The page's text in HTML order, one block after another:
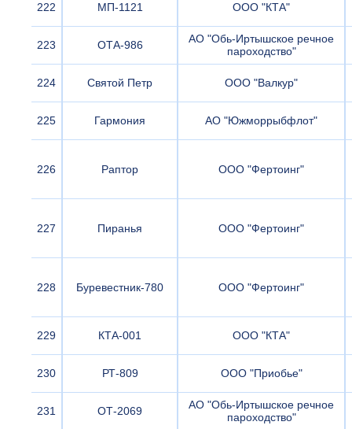
222 МП-1121 ООО "КТА"
223 ОТА-986
АО "Обь-Иртышское речное
пароходство"
224 Святой Петр ООО "Валкур"
225 Гармония АО "Южморрыбфлот"
226 Раптор ООО "Фертоинг"
227 Пиранья ООО "Фертоинг"
228 Буревестник-780 ООО "Фертоинг"
229 КТА-001 ООО "КТА"
230 РТ-809 ООО "Приобье"
231 ОТ-2069
АО "Обь-Иртышское речное
пароходство"